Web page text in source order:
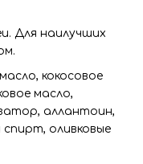
Для наилучших
кокосовое
масло,
аллантоин,
оливковые